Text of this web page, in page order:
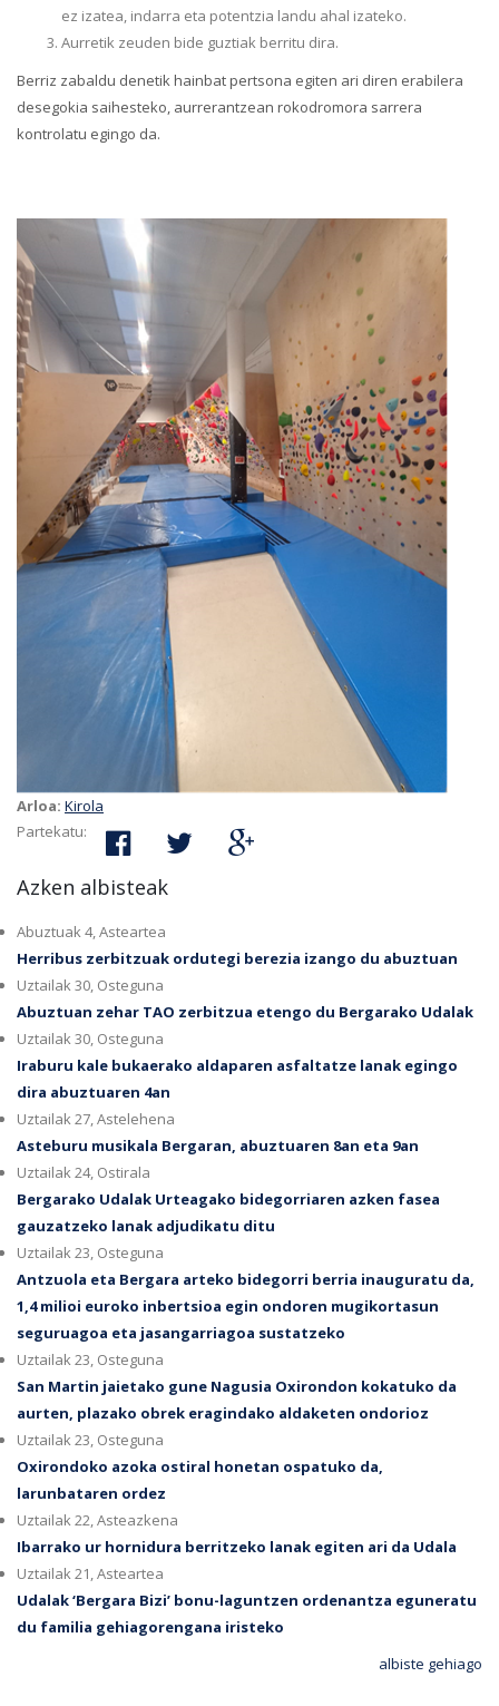
ez izatea, indarra eta potentzia landu ahal izateko.
Aurretik zeuden bide guztiak berritu dira.
Berriz zabaldu denetik hainbat pertsona egiten ari diren erabilera
desegokia saihesteko, aurrerantzean rokodromora sarrera
kontrolatu egingo da.
Arloa: Kirola
Partekatu:
Azken albisteak
Abuztuak 4, Asteartea
Herribus zerbitzuak ordutegi berezia izango du abuztuan
Uztailak 30, Osteguna
Abuztuan zehar TAO zerbitzua etengo du Bergarako Udalak
Uztailak 30, Osteguna
Iraburu kale bukaerako aldaparen asfaltatze lanak egingo
dira abuztuaren 4an
Uztailak 27, Astelehena
Asteburu musikala Bergaran, abuztuaren 8an eta 9an
Uztailak 24, Ostirala
Bergarako Udalak Urteagako bidegorriaren azken fasea
gauzatzeko lanak adjudikatu ditu
Uztailak 23, Osteguna
Antzuola eta Bergara arteko bidegorri berria inauguratu da,
1,4 milioi euroko inbertsioa egin ondoren mugikortasun
seguruagoa eta jasangarriagoa sustatzeko
Uztailak 23, Osteguna
San Martin jaietako gune Nagusia Oxirondon kokatuko da
aurten, plazako obrek eragindako aldaketen ondorioz
Uztailak 23, Osteguna
Oxirondoko azoka ostiral honetan ospatuko da,
larunbataren ordez
Uztailak 22, Asteazkena
Ibarrako ur hornidura berritzeko lanak egiten ari da Udala
Uztailak 21, Asteartea
Udalak ‘Bergara Bizi’ bonu-laguntzen ordenantza eguneratu
du familia gehiagorengana iristeko
albiste gehiago